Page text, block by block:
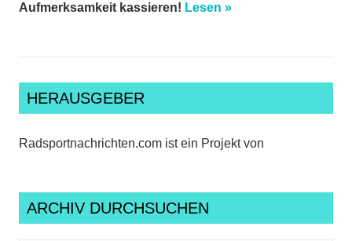
Aufmerksamkeit kassieren! Lesen »
HERAUSGEBER
Radsportnachrichten.com ist ein Projekt von
ARCHIV DURCHSUCHEN